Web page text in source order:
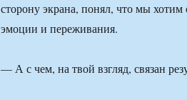
сторону экрана, понял, что мы
эмоции и переживания.
— А с чем, на твой взгляд, связан